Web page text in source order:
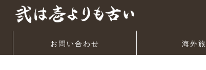
お問い合わせ 海外